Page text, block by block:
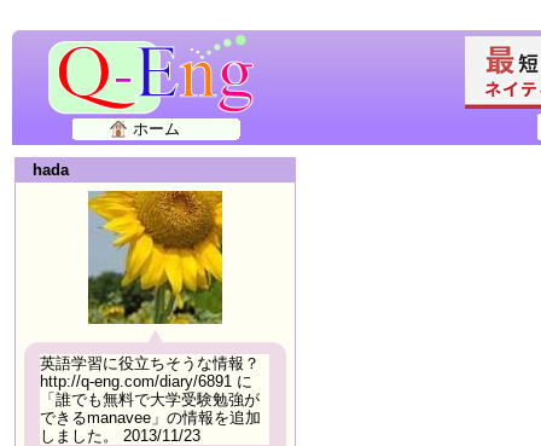
ホーム
hada
英語学習に役立ちそうな情報？
http://q-eng.com/diary/6891 に
「誰でも無料で大学受験勉強が
できるmanavee」の情報を追加
しました。 2013/11/23